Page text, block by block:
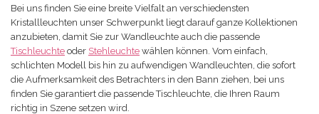
Bei uns finden Sie eine breite Vielfalt an verschiedensten
Kristallleuchten unser Schwerpunkt liegt darauf ganze Kollektionen
anzubieten, damit Sie zur Wandleuchte auch die passende
Tischleuchte oder Stehleuchte wählen können. Vom einfach,
schlichten Modell bis hin zu aufwendigen Wandleuchten, die sofort
die Aufmerksamkeit des Betrachters in den Bann ziehen, bei uns
finden Sie garantiert die passende Tischleuchte, die Ihren Raum
richtig in Szene setzen wird.